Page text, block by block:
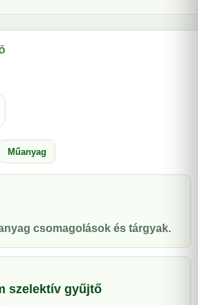
Műanyag
csomagolások és tárgyak.
szelektív gyűjtő